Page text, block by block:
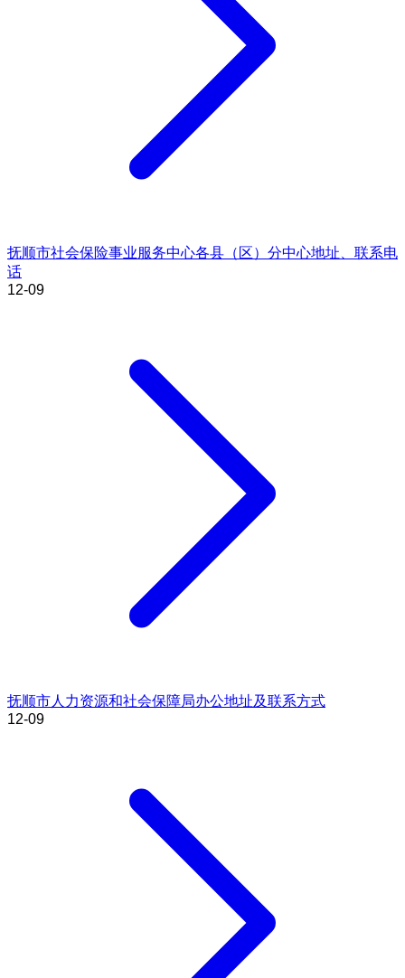
抚顺市社会保险事业服务中心各县（区）分中心地址、联系电
话
12-09
抚顺市人力资源和社会保障局办公地址及联系方式
12-09